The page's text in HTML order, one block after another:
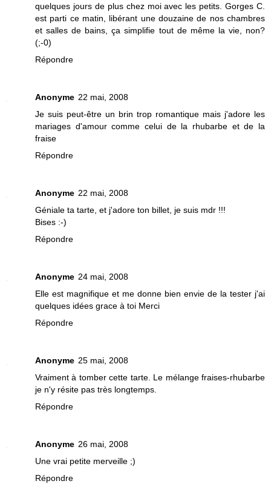
quelques jours de plus chez moi avec les petits. Gorges C.
est parti ce matin, libérant une douzaine de nos chambres
et salles de bains, ça simplifie tout de même la vie, non?
(;-0)
Répondre
Anonyme 22 mai, 2008
Je suis peut-être un brin trop romantique mais j'adore les
mariages d'amour comme celui de la rhubarbe et de la
fraise
Répondre
Anonyme 22 mai, 2008
Géniale ta tarte, et j'adore ton billet, je suis mdr !!!
Bises :-)
Répondre
Anonyme 24 mai, 2008
Elle est magnifique et me donne bien envie de la tester j'ai
quelques idées grace à toi Merci
Répondre
Anonyme 25 mai, 2008
Vraiment à tomber cette tarte. Le mélange fraises-rhubarbe
je n'y résite pas très longtemps.
Répondre
Anonyme 26 mai, 2008
Une vrai petite merveille ;)
Répondre